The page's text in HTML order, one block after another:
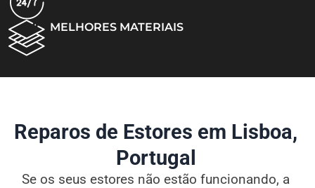
MELHORES MATERIAIS
Reparos de Estores em Lisboa,
Portugal
Se os seus estores não estão funcionando, a